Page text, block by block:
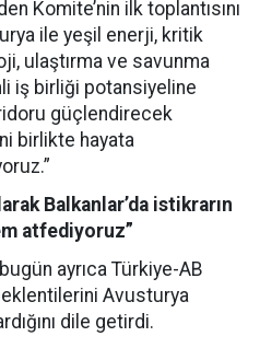
Komite’nin ilk toplantısını
ile yeşil enerji, kritik
ulaştırma ve savunma
iş birliği potansiyeline
güçlendirecek
birlikte hayata
Balkanlar’da istikrarın
atfediyoruz”
ayrıca Türkiye-AB
Avusturya
dile getirdi.